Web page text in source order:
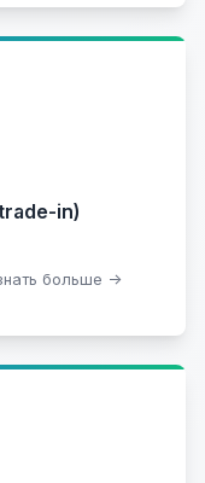
in)
больше →
ваш
вам
реклама,
документов,